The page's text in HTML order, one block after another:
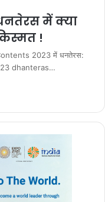
में क्या
!
2023 में धनतेरस:
dhanteras…